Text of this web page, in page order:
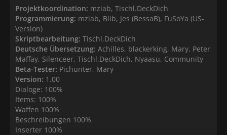
Projektkoordination: mziab, Tischl.DeckDich
Programmierung: mziab, Blib, Jes (BessaB), FuSoYa (US-
Version)
Skriptbearbeitung: Tischl.DeckDich
Deutsche Übersetzung: Achilles, blackerking, Mary, Peter
Maffay, Silenceer, Tischl.DeckDich, Nyaasu, Community
Beta-Tester: Pichunter, Mary
Version: 1.00
Dialoge: 100%
Items: 100%
Waffen 100%
Beschreibungen 100%
Inserter 100%